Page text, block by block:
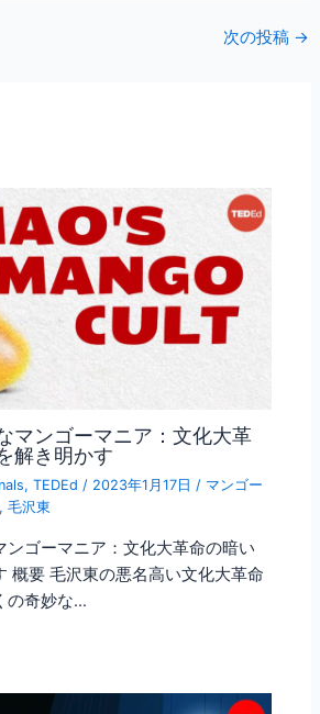
次の投稿 →
マンゴーマニア：文化大革
解き明かす
,TEDEd / 2023年1月17日/ マンゴー
,毛沢東
ンゴーマニア：文化大革命の暗い
概要 毛沢東の悪名高い文化大革命
の奇妙な…